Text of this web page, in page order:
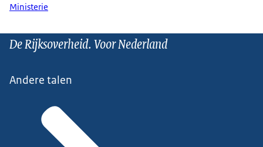
Ministerie
De Rijksoverheid. Voor Nederland
Andere talen